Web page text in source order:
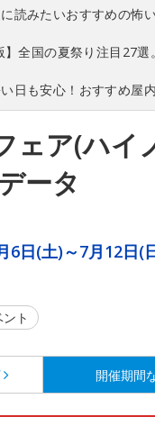
に読みたいおすすめの怖
】全国の夏祭り注目27
日も安心！おすすめ屋
ェア(ハイ
ータ
6日(土)～7月12日(
ト
開催期間